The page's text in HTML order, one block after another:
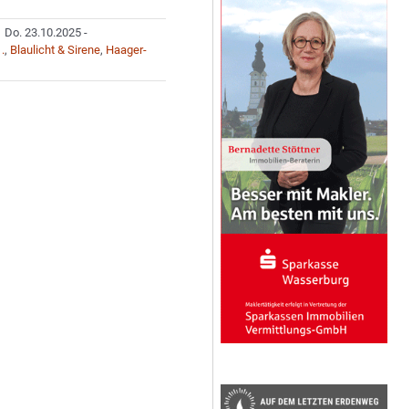
Do. 23.10.2025 -
., Blaulicht & Sirene, Haager-